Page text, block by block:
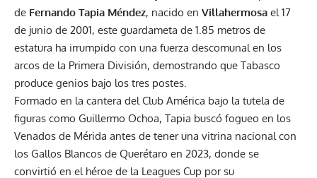
de Fernando Tapia Méndez, nacido en Villahermosa el 17
de junio de 2001, este guardameta de 1.85 metros de
estatura ha irrumpido con una fuerza descomunal en los
arcos de la Primera División, demostrando que Tabasco
produce genios bajo los tres postes.
Formado en la cantera del Club América bajo la tutela de
figuras como Guillermo Ochoa, Tapia buscó fogueo en los
Venados de Mérida antes de tener una vitrina nacional con
los Gallos Blancos de Querétaro en 2023, donde se
convirtió en el héroe de la Leagues Cup por su